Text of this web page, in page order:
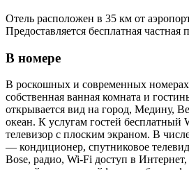
Отель расположен в 35 км от
Предоставляется бесплатная частная
В номере
В роскошных и современных номерах
собственная ванная комната и
открывается вид на город, Медину,
океан. К услугам гостей бесплатный
телевизор с плоским экраном. В
— кондиционер, спутниковое
Bose, радио, Wi-Fi доступ в